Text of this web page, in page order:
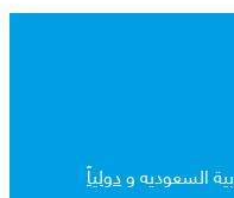
السعوديه ودولياً